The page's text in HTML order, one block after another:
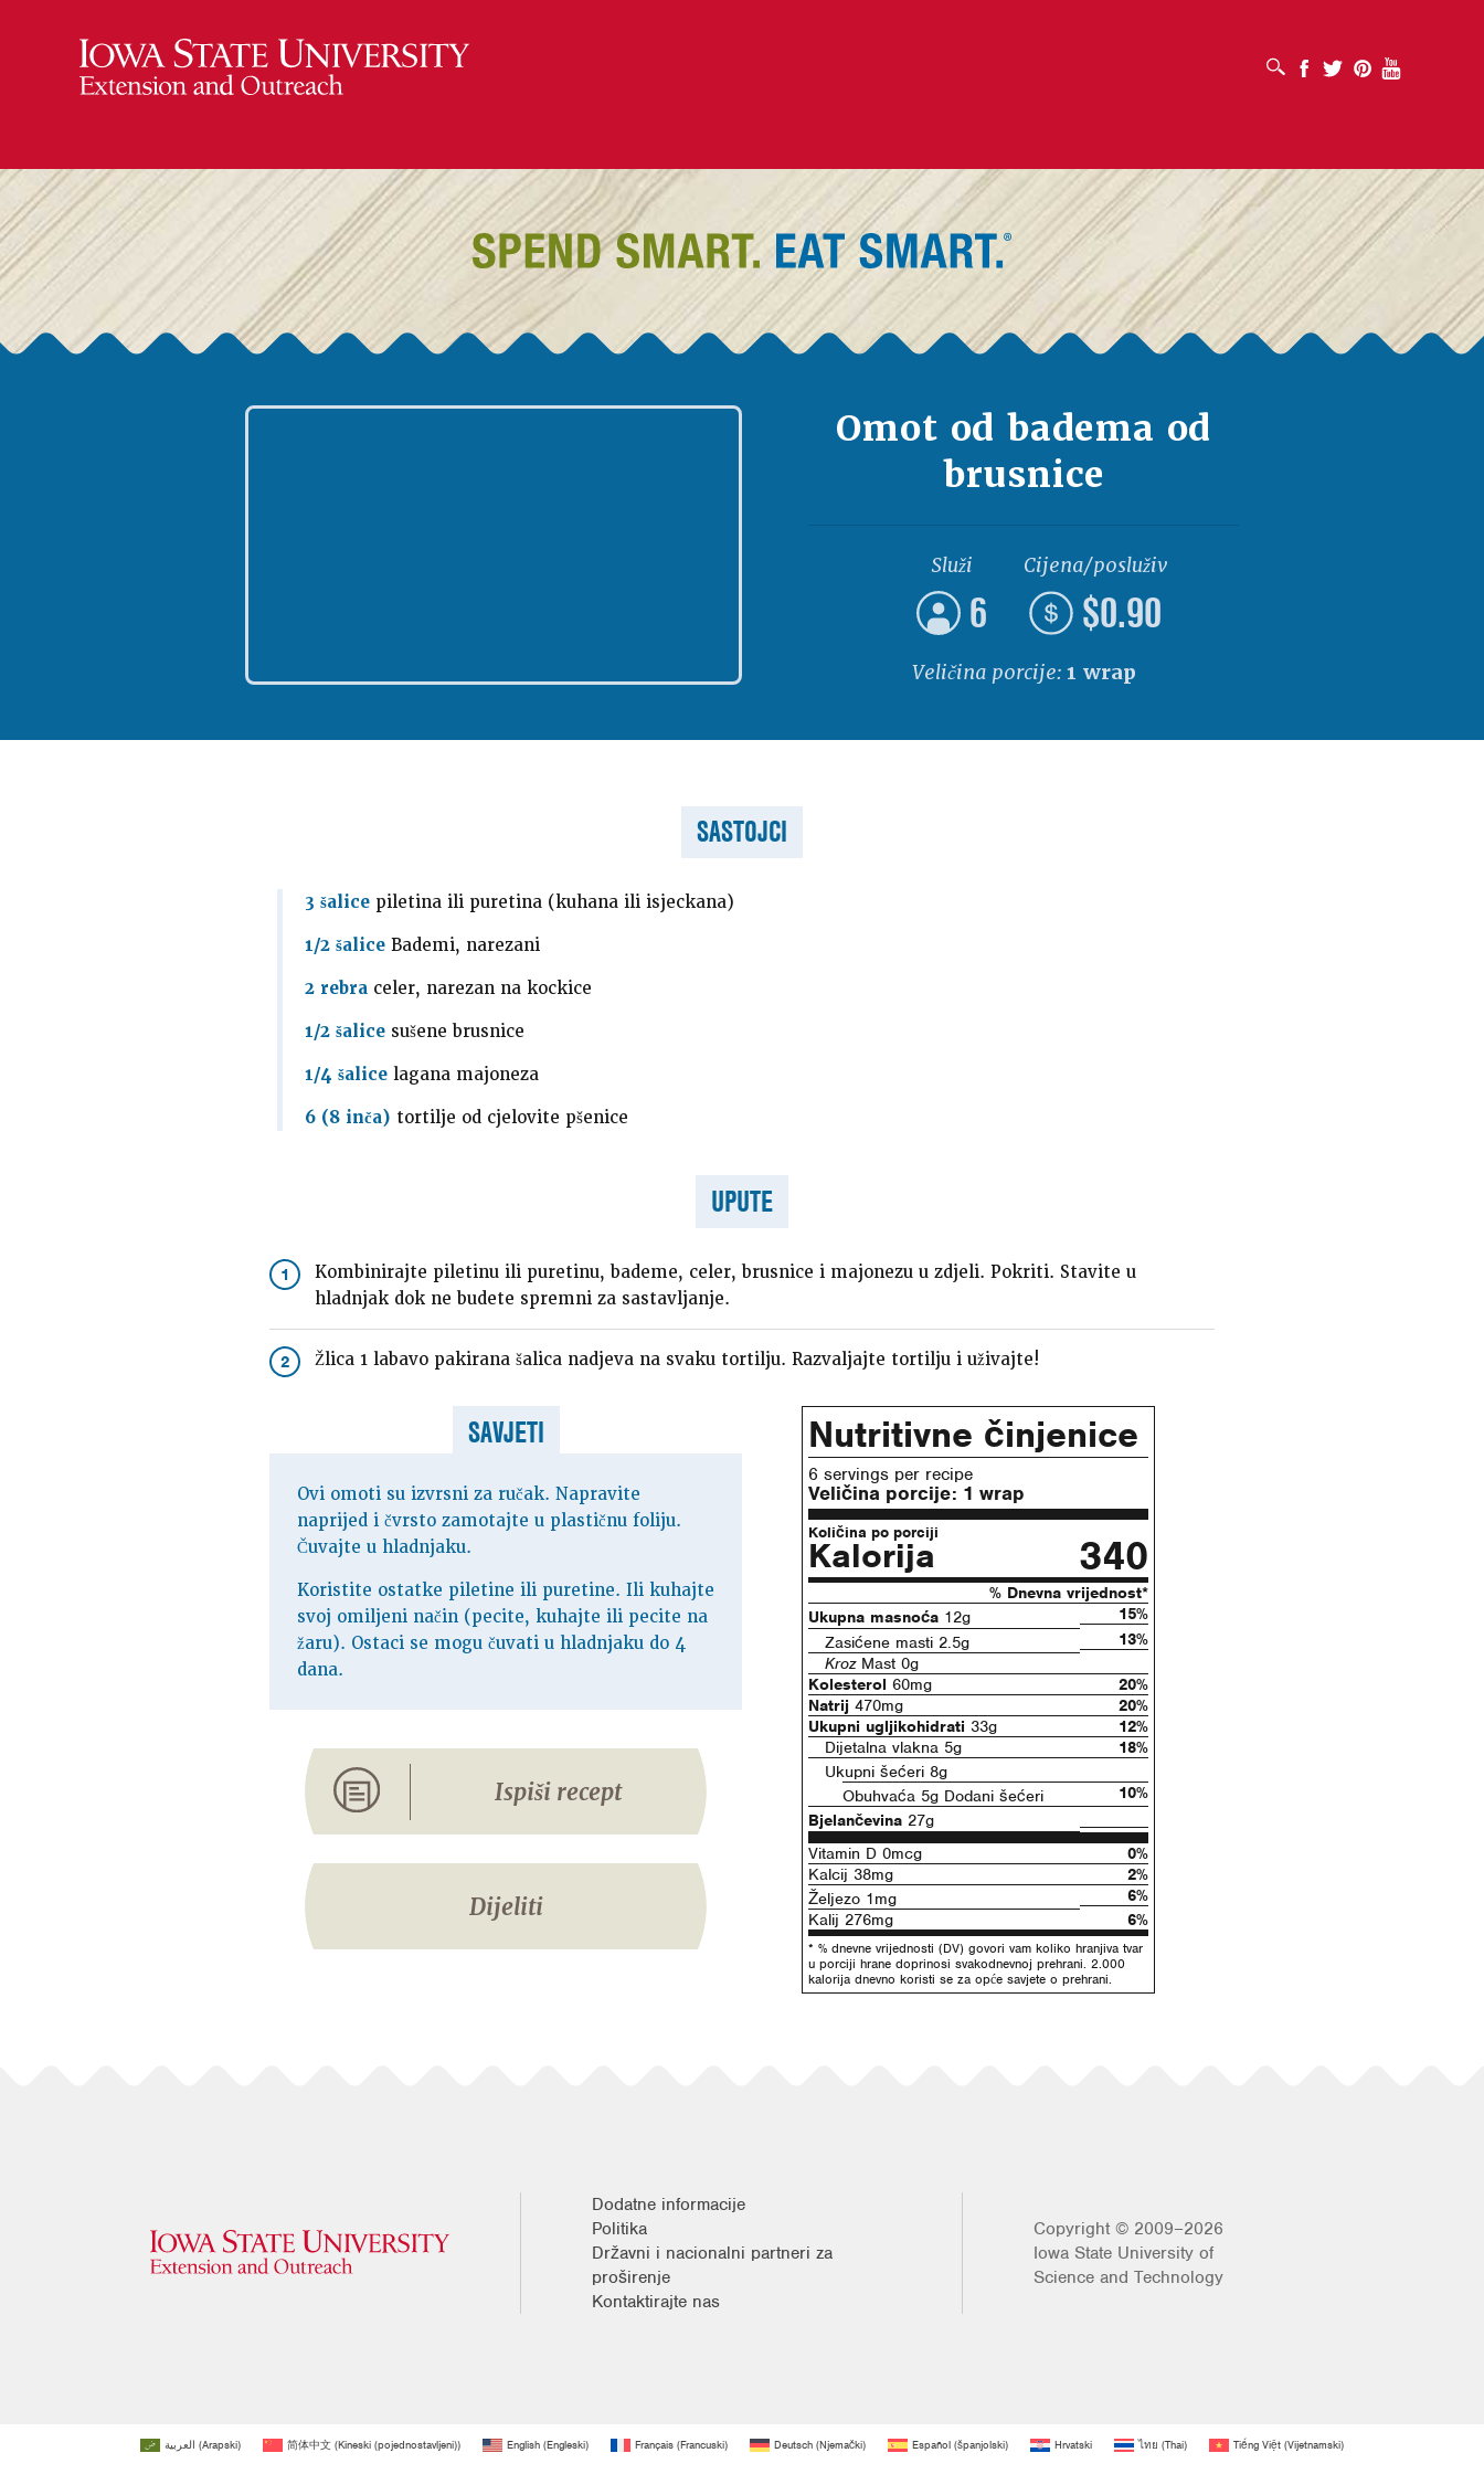
OTVORI OKVIR ZA PRETRAŽIVANJE
Facebook
Twitter PinterestYoutube
Omot od badema od
brusnice
Služi
6
Cijena/posluživanje
$0.90
Veličina porcije: 1 wrap
SASTOJCI
3 šalice piletina ili puretina (kuhana ili isjeckana)
1/2 šalice Bademi, narezani
2 rebra celer, narezan na kockice
1/2 šalice sušene brusnice
1/4 šalice lagana majoneza
6 (8 inča) tortilje od cjelovite pšenice
UPUTE
1
Kombinirajte piletinu ili puretinu, bademe, celer, brusnice i majonezu u zdjeli. Pokriti. Stavite u
hladnjak dok ne budete spremni za sastavljanje.
2 Žlica 1 labavo pakirana šalica nadjeva na svaku tortilju. Razvaljajte tortilju i uživajte!
SAVJETI
Ovi omoti su izvrsni za ručak. Napravite
naprijed i čvrsto zamotajte u plastičnu foliju.
Čuvajte u hladnjaku.
Koristite ostatke piletine ili puretine. Ili kuhajte
svoj omiljeni način (pecite, kuhajte ili pecite na
žaru). Ostaci se mogu čuvati u hladnjaku do 4
dana.
Ispiši recept
Dijeliti
Nutritivne činjenice
6 servings per recipe
Veličina porcije: 1 wrap
Količina po porciji
Kalorija 340
% Dnevna vrijednost*
Ukupna masnoća 12g
15%
Zasićene masti 2.5g
13%
KrozMast 0g
Kolesterol 60mg
20%
Natrij 470mg
20%
Ukupni ugljikohidrati 33g
12%
Dijetalna vlakna 5g
18%
Ukupni šećeri 8g
Obuhvaća 5g Dodani šećeri
10%
Bjelančevina 27g
Vitamin D 0mcg
0%
Kalcij 38mg
2%
Željezo 1mg
6%
Kalij 276mg
6%
* % dnevne vrijednosti (DV) govori vam koliko hranjiva tvar
u porciji hrane doprinosi svakodnevnoj prehrani. 2.000
kalorija dnevno koristi se za opće savjete o prehrani.
Dodatne informacije
Politika
Državni i nacionalni partneri za
proširenje
Kontaktirajte nas
Copyright © 2009–2026
Iowa State University of
Science and Technology
العربية (Arapski) 简体中文 (Kineski (pojednostavljeni)) English (Engleski) Français (Francuski) Deutsch (Njemački) Español (španjolski) Hrvatski ไทย (Thai) Tiếng Việt (Vijetnamski)